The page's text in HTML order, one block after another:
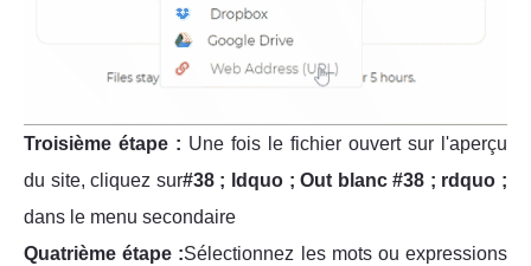
Troisième étape : Une fois le fichier ouvert sur l'aperçu
du site, cliquez sur#38 ; ldquo ; Out blanc #38 ; rdquo ;
dans le menu secondaire
Quatrième étape :Sélectionnez les mots ou expressions